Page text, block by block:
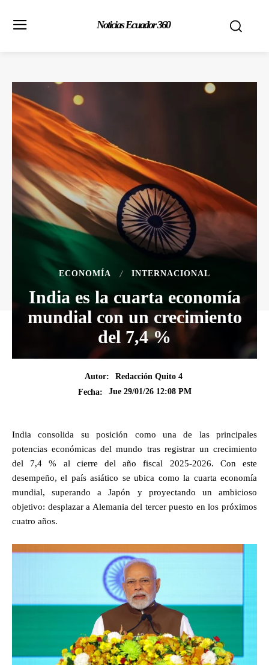
Noticias Ecuador 360
ECONOMÍA INTERNACIONAL
India es la cuarta economía
mundial con un crecimiento
del 7,4 %
Autor:
Redacción Quito 4
Fecha:
Jue 29/01/26 12:08 PM
India consolida su posición como una de las principales
potencias económicas del mundo tras registrar un crecimiento
del 7,4 % al cierre del año fiscal 2025-2026. Con este
desempeño, el país asiático se ubica como la cuarta economía
mundial, superando a Japón y proyectando un ambicioso
objetivo: desplazar a Alemania del tercer puesto en los próximos
cuatro años.